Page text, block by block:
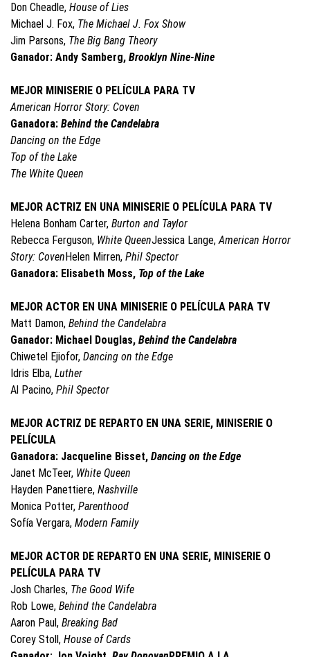
Don Cheadle, House of Lies
Michael J. Fox, The Michael J. Fox Show
Jim Parsons, The Big Bang Theory
Ganador: Andy Samberg, Brooklyn Nine-Nine
MEJOR MINISERIE O PELÍCULA PARA TV
American Horror Story: Coven
Ganadora: Behind the Candelabra
Dancing on the Edge
Top of the Lake
The White Queen
MEJOR ACTRIZ EN UNA MINISERIE O PELÍCULA PARA TV
Helena Bonham Carter, Burton and Taylor
Rebecca Ferguson, White QueenJessica Lange,American Horror
Story: CovenHelen Mirren, Phil Spector
Ganadora: Elisabeth Moss, Top of the Lake
MEJOR ACTOR EN UNA MINISERIE O PELÍCULA PARA TV
Matt Damon, Behind the Candelabra
Ganador: Michael Douglas, Behind the Candelabra
Chiwetel Ejiofor, Dancing on the Edge
Idris Elba, Luther
Al Pacino, Phil Spector
MEJOR ACTRIZ DE REPARTO EN UNA SERIE, MINISERIE O
PELÍCULA
Ganadora: Jacqueline Bisset, Dancing on the Edge
Janet McTeer, White Queen
Hayden Panettiere, Nashville
Monica Potter, Parenthood
Sofía Vergara, Modern Family
MEJOR ACTOR DE REPARTO EN UNA SERIE, MINISERIE O
PELÍCULA PARA TV
Josh Charles, The Good Wife
Rob Lowe, Behind the Candelabra
Aaron Paul, Breaking Bad
Corey Stoll, House of Cards